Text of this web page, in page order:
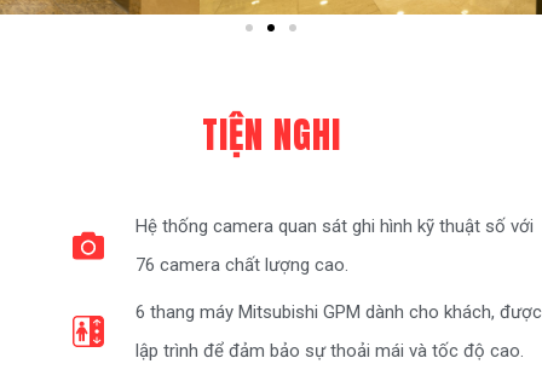
TIỆN NGHI
Hệ thống camera quan sát ghi hình kỹ thuật số với
76 camera chất lượng cao.
6 thang máy Mitsubishi GPM dành cho khách, được
lập trình để đảm bảo sự thoải mái và tốc độ cao.